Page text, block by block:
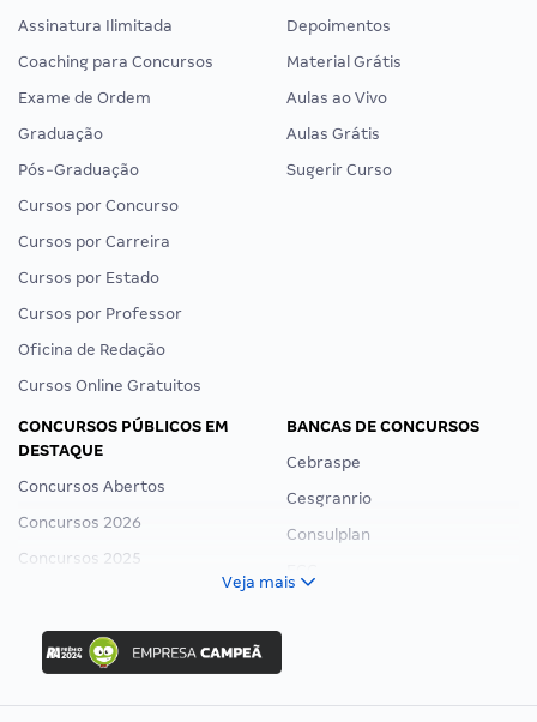
Assinatura Ilimitada
Coaching para Concursos
Exame de Ordem
Graduação
Pós-Graduação
Cursos por Concurso
Cursos por Carreira
Cursos por Estado
Cursos por Professor
Oficina de Redação
Cursos Online Gratuitos
Depoimentos
Material Grátis
Aulas ao Vivo
Aulas Grátis
Sugerir Curso
CONCURSOS PÚBLICOS EM
DESTAQUE
Concursos Abertos
Concursos 2026
Concursos 2025
Concurso Ibama
Concurso MPU
Editais publicados
BANCAS DE CONCURSOS
Cebraspe
Cesgranrio
Consulplan
Veja mais